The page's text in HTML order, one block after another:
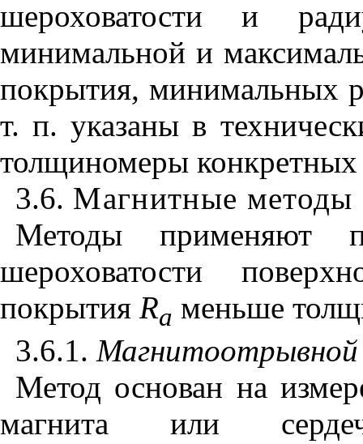
шероховатости и
минимальной и
покрытия, минимальных
т. п. указаны в
толщиномеры конкретных
3.6. Магнитные методы
Методы применяют
шероховатости
покрытия Ra меньше
3.6.1.
Метод основан на
магнита или